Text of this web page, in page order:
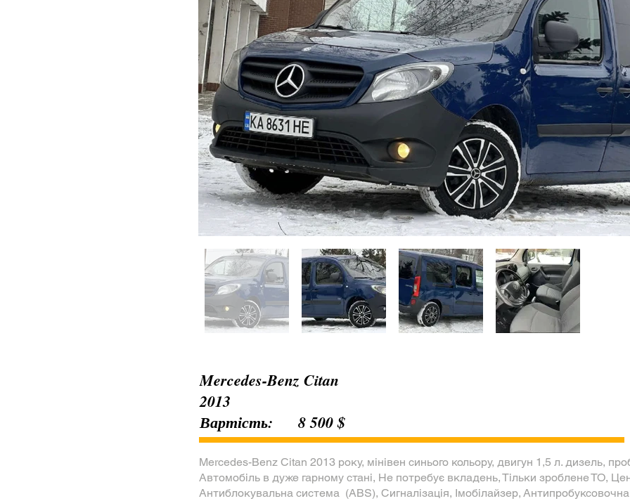
Mercedes-Benz Citan
2013
Вартість:
8 500 $
Mercedes-Benz Citan 2013 року, мінівен синього кольору, двигун 1,5 л. дизель,
Автомобіль в дуже гарному стані, Не потребує вкладень, Тільки зроблене ТО,
Антиблокувальна система (ABS), Сигналізація, Імобілайзер,